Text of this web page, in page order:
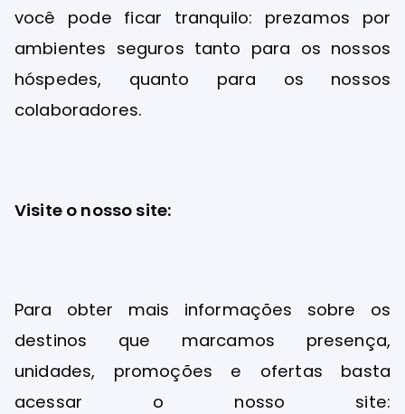
você pode ficar tranquilo: prezamos por
ambientes seguros tanto para os nossos
hóspedes, quanto para os nossos
colaboradores.
Visite o nosso site:
Para obter mais informações sobre os
destinos que marcamos presença,
unidades, promoções e ofertas basta
acessar o nosso site: